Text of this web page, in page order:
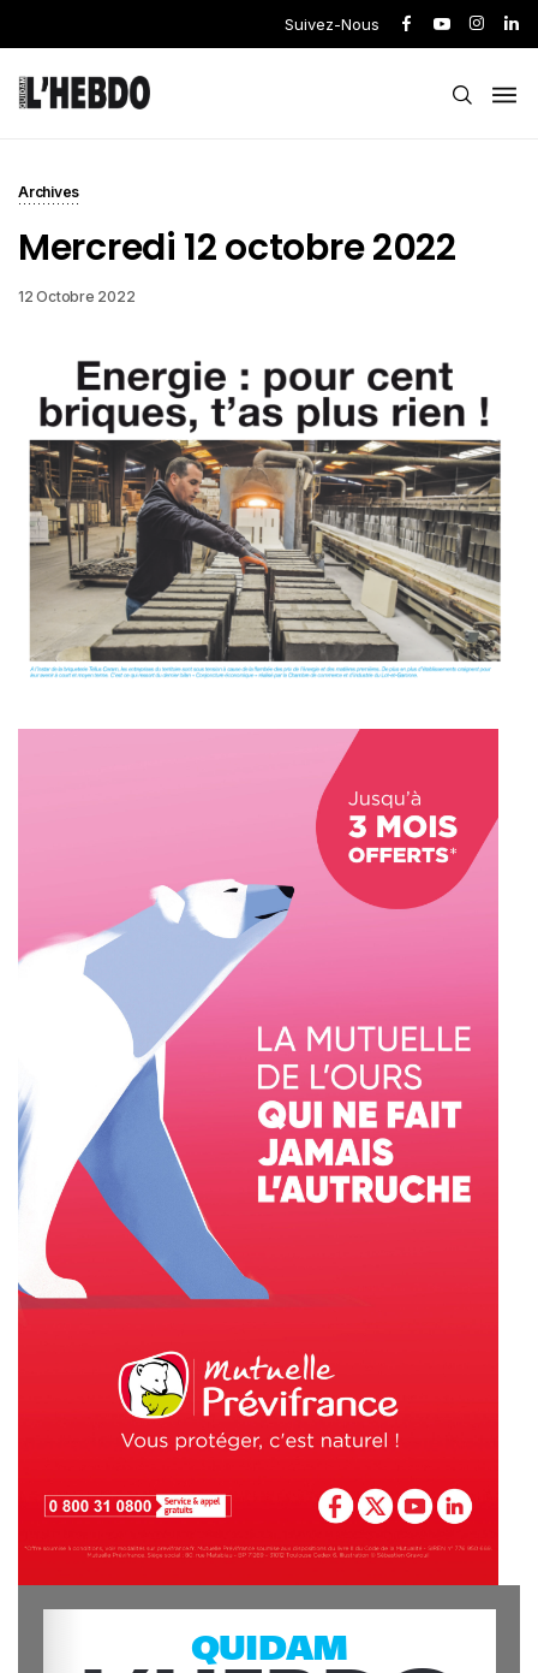
Suivez-Nous
Archives
Mercredi 12 octobre 2022
12 Octobre 2022